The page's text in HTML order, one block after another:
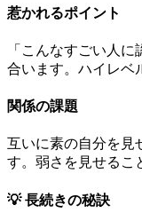
惹かれるポイント
「 こ んなすごい 人 に
合い ま す。 ハイ レベ
関係の課題
互いに素の自分を 見
す。 弱さ を 見せる こ
💡 長続きの秘訣